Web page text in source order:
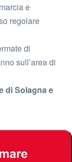
e
regolare
di
sull’area di
di Solagna e